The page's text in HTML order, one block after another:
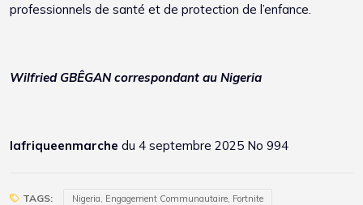
professionnels de santé et de protection de l’enfance.
Wilfried GBÊGAN correspondant au Nigeria
lafriqueenmarche du 4 septembre 2025 No 994
TAGS: Nigeria, Engagement Communautaire, Fortnite